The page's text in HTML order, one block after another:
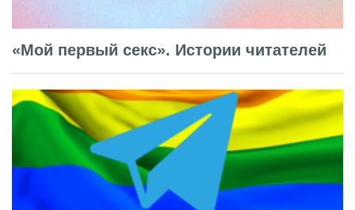
«Мой первый секс». Истории читателей